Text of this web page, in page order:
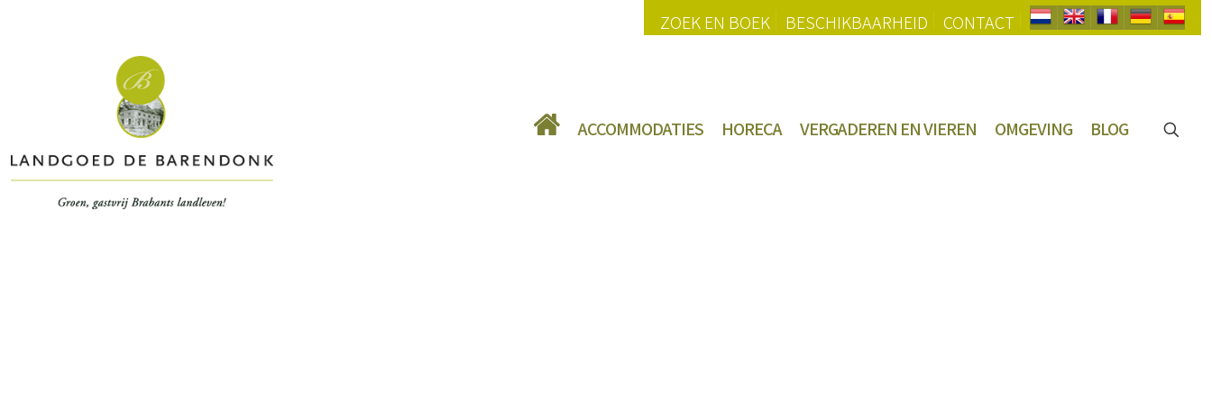
ZOEK EN BOEK BESCHIKBAARHEID CONTACT
ACCOMMODATIES HORECA VERGADEREN EN VIEREN OMGEVING BLOG